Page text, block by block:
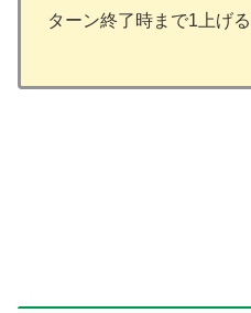
ターン終了時まで1上げる